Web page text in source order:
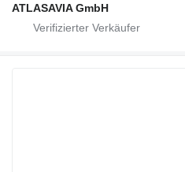
ATLASAVIA GmbH